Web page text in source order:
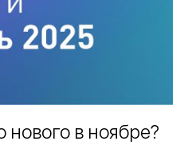
нового в ноябре?